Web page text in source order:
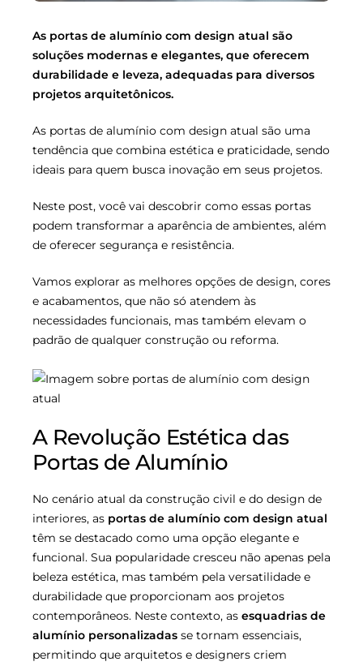
As portas de alumínio com design atual são
soluções modernas e elegantes, que oferecem
durabilidade e leveza, adequadas para diversos
projetos arquitetônicos.
As portas de alumínio com design atual são uma
tendência que combina estética e praticidade, sendo
ideais para quem busca inovação em seus projetos.
Neste post, você vai descobrir como essas portas
podem transformar a aparência de ambientes, além
de oferecer segurança e resistência.
Vamos explorar as melhores opções de design, cores
e acabamentos, que não só atendem às
necessidades funcionais, mas também elevam o
padrão de qualquer construção ou reforma.
A Revolução Estética das
Portas de Alumínio
No cenário atual da construção civil e do design de
interiores, as portas de alumínio com design atual
têm se destacado como uma opção elegante e
funcional. Sua popularidade cresceu não apenas pela
beleza estética, mas também pela versatilidade e
durabilidade que proporcionam aos projetos
contemporâneos. Neste contexto, as esquadrias de
alumínio personalizadas se tornam essenciais,
permitindo que arquitetos e designers criem